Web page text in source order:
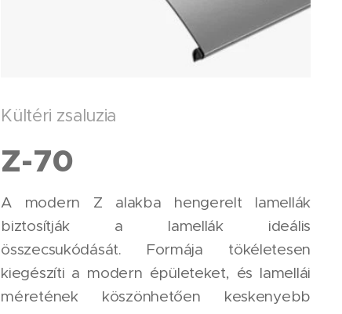
Kültéri zsaluzia
Z-70
A modern Z alakba hengerelt lamellák
biztosítják a lamellák ideális
összecsukódását. Formája tökéletesen
kiegészíti a modern épületeket, és lamellái
méretének köszönhetően keskenyebb